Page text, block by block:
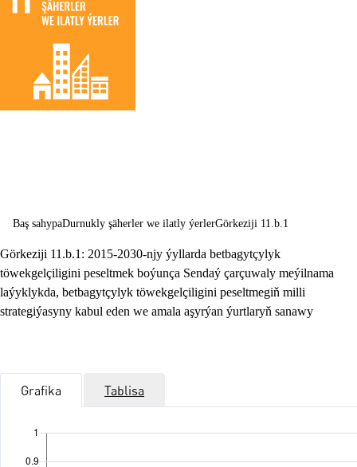
Baş sahypaDurnukly şäherler we ilatly ýerlerGörkeziji 11.b.1
Görkeziji 11.b.1: 2015-2030-njy ýyllarda betbagytçylyk
töwekgelçiligini peseltmek boýunça Sendaý çarçuwaly meýilnama
laýyklykda, betbagytçylyk töwekgelçiligini peseltmegiň milli
strategiýasyny kabul eden we amala aşyrýan ýurtlaryň sanawy